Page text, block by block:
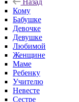
Назад
Кому
Бабушке
Девочке
Девушке
Любимой
Женщине
Маме
Ребенку
Учителю
Невесте
Сестре